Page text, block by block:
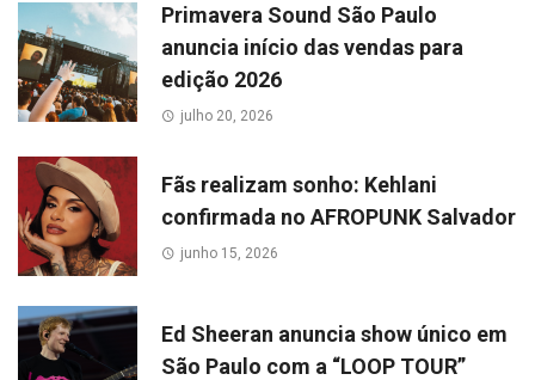
Primavera Sound São Paulo
anuncia início das vendas para
edição 2026
julho 20, 2026
Fãs realizam sonho: Kehlani
confirmada no AFROPUNK Salvador
junho 15, 2026
Ed Sheeran anuncia show único em
São Paulo com a “LOOP TOUR”